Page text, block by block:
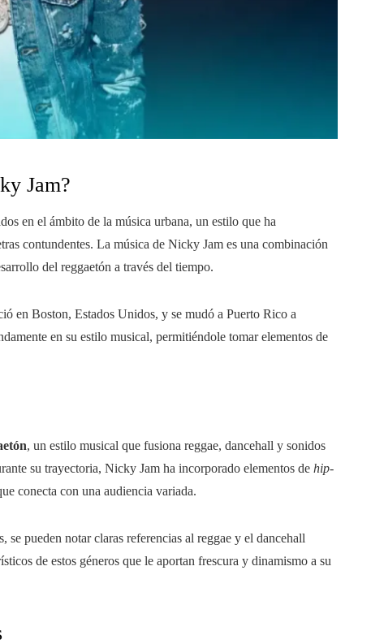
Jam?
en el ámbito de la música urbana, un estilo que ha
contundentes. La música de Nicky Jam es una combinación
del reggaetón a través del tiempo.
en Boston, Estados Unidos, y se mudó a Puerto Rico a
en su estilo musical, permitiéndole tomar elementos de
, un estilo musical que fusiona reggae, dancehall y sonidos
su trayectoria, Nicky Jam ha incorporado elementos de hip-
conecta con una audiencia variada.
pueden notar claras referencias al reggae y el dancehall
de estos géneros que le aportan frescura y dinamismo a su